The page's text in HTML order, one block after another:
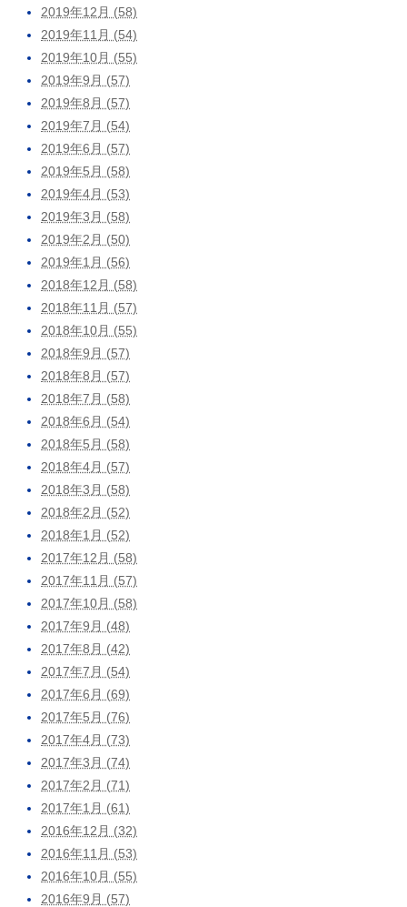
2019年12月 (58)
2019年11月 (54)
2019年10月 (55)
2019年9月 (57)
2019年8月 (57)
2019年7月 (54)
2019年6月 (57)
2019年5月 (58)
2019年4月 (53)
2019年3月 (58)
2019年2月 (50)
2019年1月 (56)
2018年12月 (58)
2018年11月 (57)
2018年10月 (55)
2018年9月 (57)
2018年8月 (57)
2018年7月 (58)
2018年6月 (54)
2018年5月 (58)
2018年4月 (57)
2018年3月 (58)
2018年2月 (52)
2018年1月 (52)
2017年12月 (58)
2017年11月 (57)
2017年10月 (58)
2017年9月 (48)
2017年8月 (42)
2017年7月 (54)
2017年6月 (69)
2017年5月 (76)
2017年4月 (73)
2017年3月 (74)
2017年2月 (71)
2017年1月 (61)
2016年12月 (32)
2016年11月 (53)
2016年10月 (55)
2016年9月 (57)